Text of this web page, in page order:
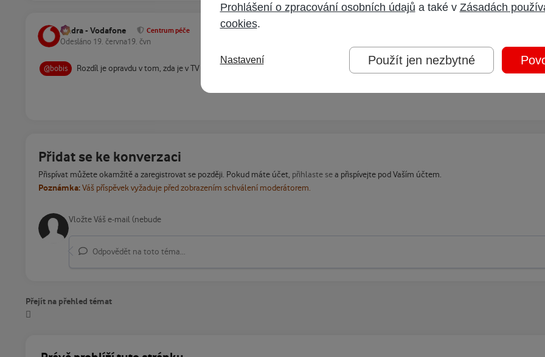
Ondra - Vodafone Centrum péče
Odesláno 19. června19. čvn
@bobis Rozdíl je opravdu v tom, zda je v TV tarifu zahrnutý přístup do prima+ PREMIUM, nebo nikoliv. Skladba programů se neliší.
Přidat se ke konverzaci
Přispívat můžete okamžitě a zaregistrovat se později. Pokud máte účet, přihlaste sea přispívejte pod Vaším účtem.
Poznámka:Váš příspěvek vyžaduje před zobrazením schválení moderátorem.
Odpovědět na toto téma...
Přejít na přehled témat
Prohlášení o zpracování osobních údajů a také v Zásadách
cookies.
Použít jen nezbytné
Nastavení